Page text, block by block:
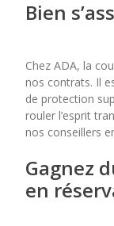
Bien
Chez ADA, la
nos contrats. Il
de protection
rouler l’esprit
nos conseillers
Gagnez
en